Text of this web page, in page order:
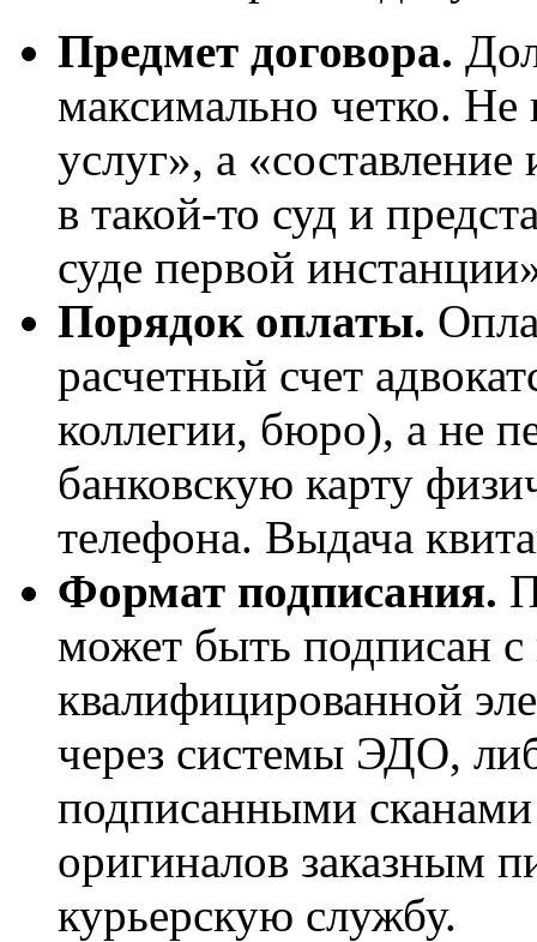
Предмет договора.
максимально четко. Не
услуг», а «составление
в такой-то суд и
суде первой
Порядок оплаты.
расчетный счет
коллегии, бюро), а не
банковскую карту
телефона. Выдача
Формат подписания.
может быть подписан
квалифицированной
через системы ЭДО,
подписанными
оригиналов заказным
курьерскую службу.